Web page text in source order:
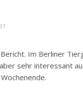
Im Berliner
sehr interessant